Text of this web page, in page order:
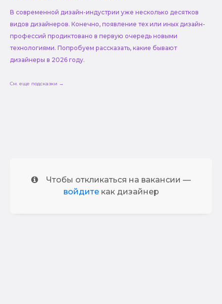
В современной дизайн-индустрии уже несколько десятков
видов дизайнеров. Конечно, появление тех или иных дизайн-
профессий продиктовано в первую очередь новыми
технологиями. Попробуем рассказать, какие бывают
дизайнеры в 2026 году.
См. еще подсказки →
Чтобы откликаться на вакансии —
войдитекак дизайнер